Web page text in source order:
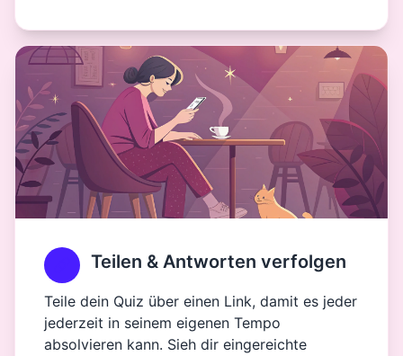
Teilen & Antworten verfolgen
Teile dein Quiz über einen Link, damit es jeder
jederzeit in seinem eigenen Tempo
absolvieren kann. Sieh dir eingereichte